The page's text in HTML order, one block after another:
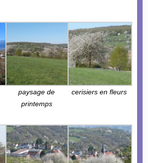
paysage de
printemps
cerisiers en fleurs